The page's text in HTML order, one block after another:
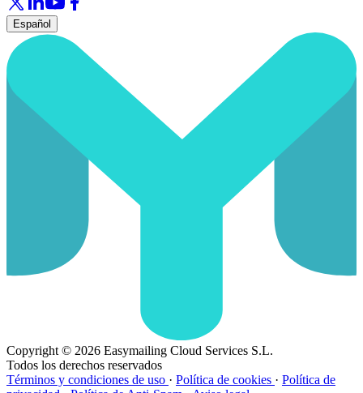
Español
Copyright © 2026 Easymailing Cloud Services S.L.
Todos los derechos reservados
Términos y condiciones de uso · Política de cookies · Política de